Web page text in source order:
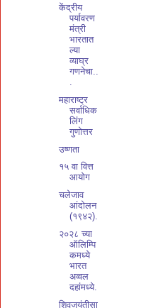
केंद्रीय
पर्यावरण
मंत्री
भारतात
ल्या
व्याघ्र
गणनेचा..
.
महाराष्ट्र
सर्वाधिक
लिंग
गुणोत्तर
उष्णता
१५ वा वित्त
आयोग
चलेजाव
आंदोलन
(१९४२).
२०२८ च्या
ऑलिम्पि
कमध्ये
भारत
अव्वल
दहांमध्ये.
शिवजयंतीसा